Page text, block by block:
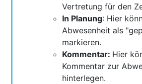
Vertretung für den
In Planung: Hier
Abwesenheit als
markieren.
Kommentar: Hier
Kommentar zur
hinterlegen.